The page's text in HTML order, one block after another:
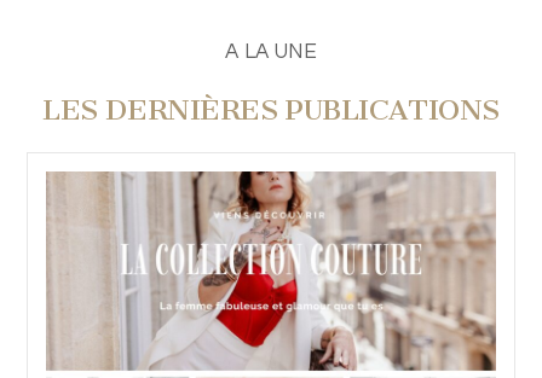
A LA UNE
LES DERNIÈRES PUBLICATIONS